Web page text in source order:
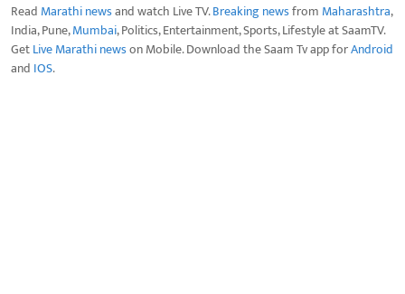
Read Marathi newsand watch Live TV.Breaking newsfrom Maharashtra,
India, Pune,Mumbai, Politics, Entertainment, Sports, Lifestyle at SaamTV.
GetLive Marathi newson Mobile. Download the Saam Tv app forAndroid
and IOS.